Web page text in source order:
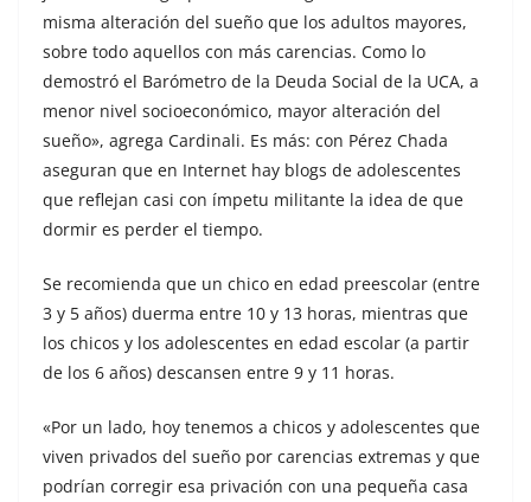
misma alteración del sueño que los adultos mayores,
sobre todo aquellos con más carencias. Como lo
demostró el Barómetro de la Deuda Social de la UCA, a
menor nivel socioeconómico, mayor alteración del
sueño», agrega Cardinali. Es más: con Pérez Chada
aseguran que en Internet hay blogs de adolescentes
que reflejan casi con ímpetu militante la idea de que
dormir es perder el tiempo.
Se recomienda que un chico en edad preescolar (entre
3 y 5 años) duerma entre 10 y 13 horas, mientras que
los chicos y los adolescentes en edad escolar (a partir
de los 6 años) descansen entre 9 y 11 horas.
«Por un lado, hoy tenemos a chicos y adolescentes que
viven privados del sueño por carencias extremas y que
podrían corregir esa privación con una pequeña casa